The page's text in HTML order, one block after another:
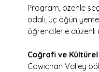
Program, özenle
odalı, üç öğün
öğrencilerle düzenli
Coğrafi ve
Cowichan Valley